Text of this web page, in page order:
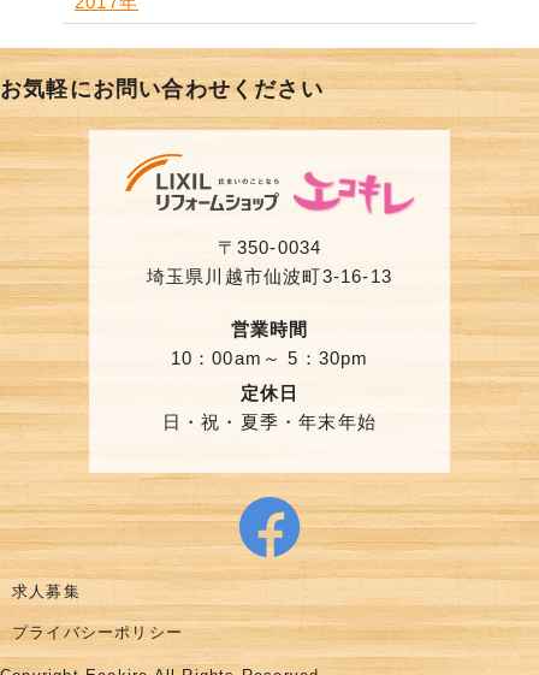
お気軽にお問い合わせください
〒350-0034
埼玉県川越市仙波町3-16-13
営業時間
10：00am～ 5：30pm
定休日
日・祝・夏季・年末年始
求人募集
プライバシーポリシー